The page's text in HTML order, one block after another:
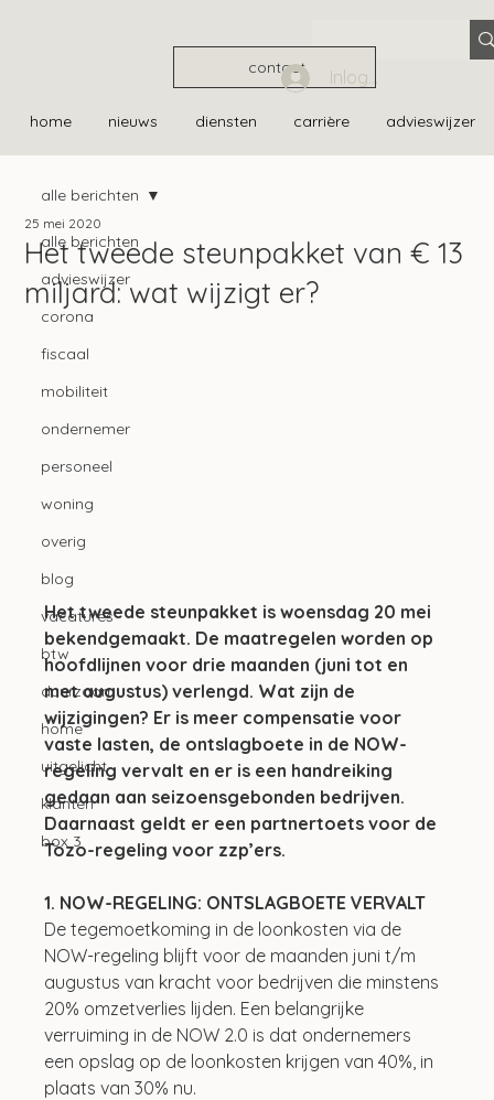
contact
home nieuws diensten carrière advieswijzer
Inloggen
alle berichten
advieswijzer
corona
fiscaal
mobiliteit
ondernemer
personeel
woning
overig
blog
vacatures
btw
duurzaam
home
uitgelicht
klanten
box 3
alle berichten
Het tweede steunpakket van € 13
miljard: wat wijzigt er?
25 mei 2020
Het tweede steunpakket is woensdag 20 mei
bekendgemaakt. De maatregelen worden op
hoofdlijnen voor drie maanden (juni tot en
met augustus) verlengd. Wat zijn de
wijzigingen? Er is meer compensatie voor
vaste lasten, de ontslagboete in de NOW-
regeling vervalt en er is een handreiking
gedaan aan seizoensgebonden bedrijven.
Daarnaast geldt er een partnertoets voor de
Tozo-regeling voor zzp’ers.
1. NOW-REGELING: ONTSLAGBOETE VERVALT
De tegemoetkoming in de loonkosten via de
NOW-regeling blijft voor de maanden juni t/m
augustus van kracht voor bedrijven die minstens
20% omzetverlies lijden. Een belangrijke
verruiming in de NOW 2.0 is dat ondernemers
een opslag op de loonkosten krijgen van 40%, in
plaats van 30% nu.